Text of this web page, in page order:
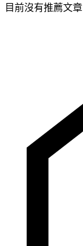
目前沒有推薦文章